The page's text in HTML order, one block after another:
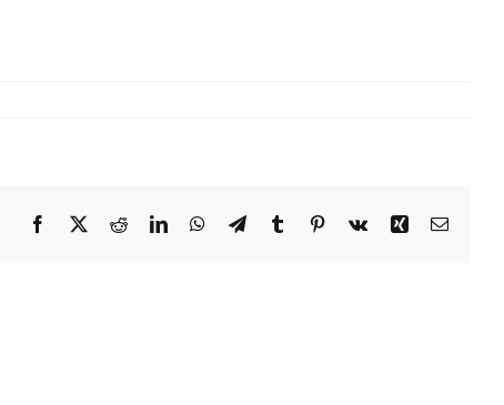
Facebook
X RedditLinkedInWhatsApp
TelegramTumblr Pinterest
Vk Xing Email